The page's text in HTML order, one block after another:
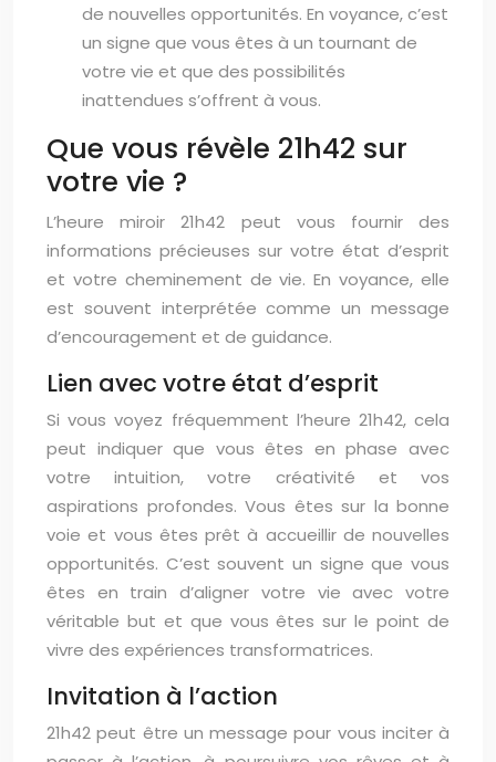
de nouvelles opportunités. En voyance, c’est
un signe que vous êtes à un tournant de
votre vie et que des possibilités
inattendues s’offrent à vous.
Que vous révèle 21h42 sur
votre vie ?
L’heure miroir 21h42 peut vous fournir des
informations précieuses sur votre état d’esprit
et votre cheminement de vie. En voyance, elle
est souvent interprétée comme un message
d’encouragement et de guidance.
Lien avec votre état d’esprit
Si vous voyez fréquemment l’heure 21h42, cela
peut indiquer que vous êtes en phase avec
votre intuition, votre créativité et vos
aspirations profondes. Vous êtes sur la bonne
voie et vous êtes prêt à accueillir de nouvelles
opportunités. C’est souvent un signe que vous
êtes en train d’aligner votre vie avec votre
véritable but et que vous êtes sur le point de
vivre des expériences transformatrices.
Invitation à l’action
21h42 peut être un message pour vous inciter à